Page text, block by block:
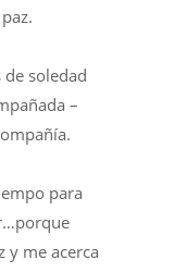
de soledad
–
para
y me acerca